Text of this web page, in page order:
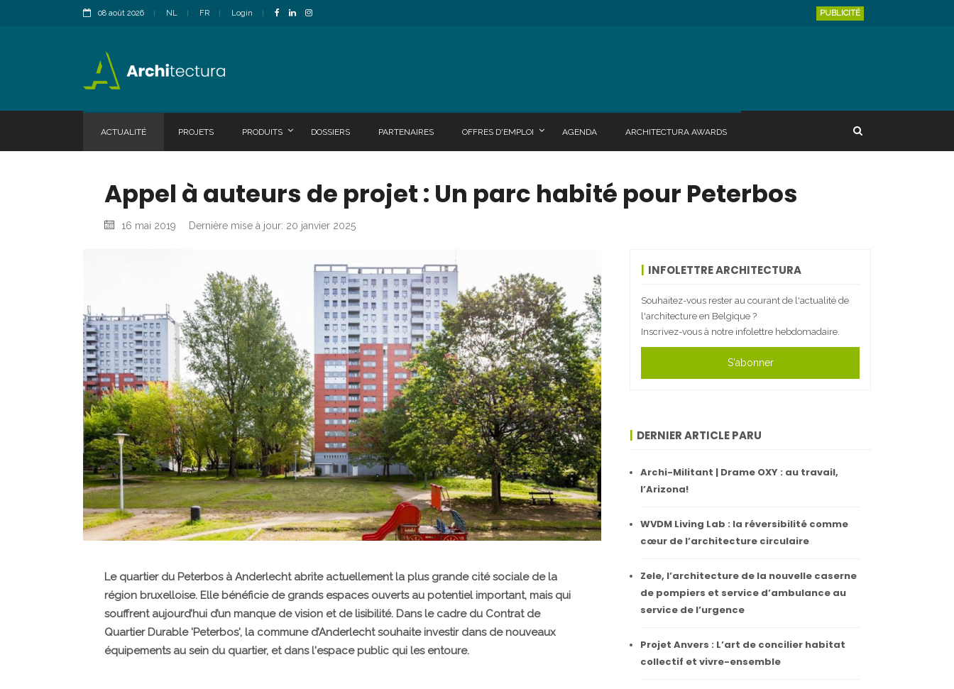
08 août 2026 NL FR Login PUBLICITÉ
ACTUALITÉ PROJETS PRODUITS DOSSIERS PARTENAIRES OFFRES D'EMPLOI AGENDA ARCHITECTURA AWARDS
Appel à auteurs de projet : Un parc habité pour Peterbos
16 mai 2019 Dernière mise à jour: 20 janvier 2025
Le quartier du Peterbos à Anderlecht abrite actuellement la plus grande cité sociale de la
région bruxelloise. Elle bénéficie de grands espaces ouverts au potentiel important, mais qui
souffrent aujourd’hui d’un manque de vision et de lisibilité. Dans le cadre du Contrat de
Quartier Durable 'Peterbos', la commune d’Anderlecht souhaite investir dans de nouveaux
équipements au sein du quartier, et dans l'espace public qui les entoure.
INFOLETTRE ARCHITECTURA
Souhaitez-vous rester au courant de l'actualité de
l'architecture en Belgique ?
Inscrivez-vous à notre infolettre hebdomadaire.
S'abonner
DERNIER ARTICLE PARU
Archi-Militant | Drame OXY : au travail,
l’Arizona!
WVDM Living Lab : la réversibilité comme
cœur de l’architecture circulaire
Zele, l’architecture de la nouvelle caserne
de pompiers et service d’ambulance au
service de l’urgence
Projet Anvers : L’art de concilier habitat
collectif et vivre-ensemble